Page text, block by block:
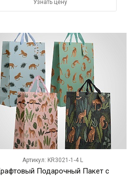
Узнать цену
Артикул: KR3021-1-4 L
Подарочный Пакет с